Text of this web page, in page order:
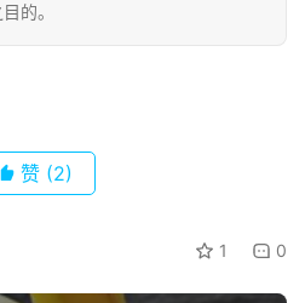
的。
赞 (2)
1 0